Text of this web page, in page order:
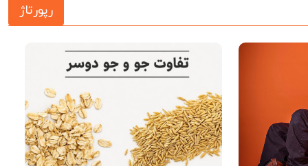
رپورتاژ